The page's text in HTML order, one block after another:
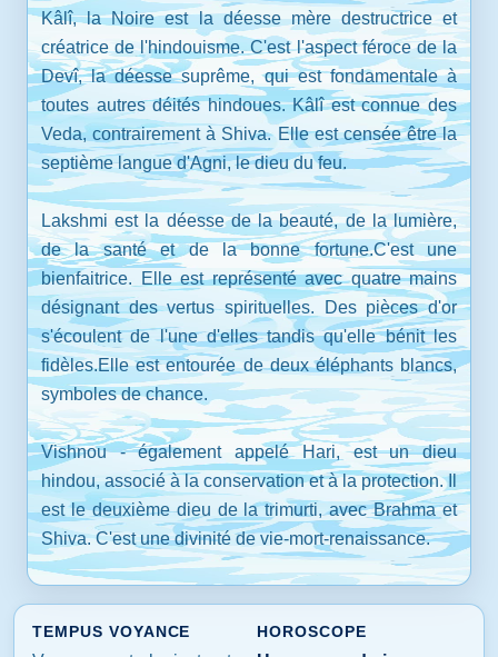
Kâlî, la Noire est la déesse mère destructrice et
créatrice de l'hindouisme. C'est l'aspect féroce de la
Devî, la déesse suprême, qui est fondamentale à
toutes autres déités hindoues. Kâlî est connue des
Veda, contrairement à Shiva. Elle est censée être la
septième langue d'Agni, le dieu du feu.
Lakshmi est la déesse de la beauté, de la lumière,
de la santé et de la bonne fortune.C'est une
bienfaitrice. Elle est représenté avec quatre mains
désignant des vertus spirituelles. Des pièces d'or
s'écoulent de l'une d'elles tandis qu'elle bénit les
fidèles.Elle est entourée de deux éléphants blancs,
symboles de chance.
Vishnou - également appelé Hari, est un dieu
hindou, associé à la conservation et à la protection. Il
est le deuxième dieu de la trimurti, avec Brahma et
Shiva. C'est une divinité de vie-mort-renaissance.
TEMPUS VOYANCE HOROSCOPE